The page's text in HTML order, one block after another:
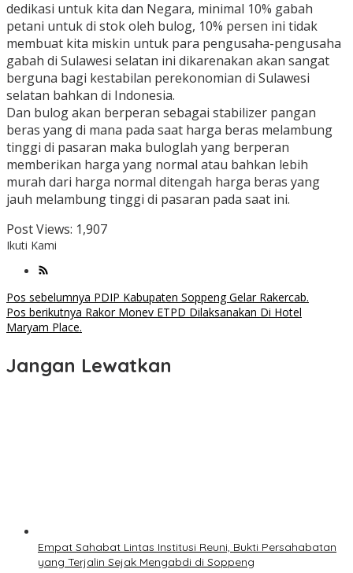
dedikasi untuk kita dan Negara, minimal 10% gabah
petani untuk di stok oleh bulog, 10% persen ini tidak
membuat kita miskin untuk para pengusaha-pengusaha
gabah di Sulawesi selatan ini dikarenakan akan sangat
berguna bagi kestabilan perekonomian di Sulawesi
selatan bahkan di Indonesia.
Dan bulog akan berperan sebagai stabilizer pangan
beras yang di mana pada saat harga beras melambung
tinggi di pasaran maka buloglah yang berperan
memberikan harga yang normal atau bahkan lebih
murah dari harga normal ditengah harga beras yang
jauh melambung tinggi di pasaran pada saat ini.
Post Views: 1,907
Ikuti Kami
Navigasi
pos
Pos sebelumnya PDIP Kabupaten Soppeng Gelar Rakercab.
Pos berikutnya Rakor Monev ETPD Dilaksanakan Di Hotel
Maryam Place.
Jangan Lewatkan
Empat Sahabat Lintas Institusi Reuni, Bukti Persahabatan
yang Terjalin Sejak Mengabdi di Soppeng